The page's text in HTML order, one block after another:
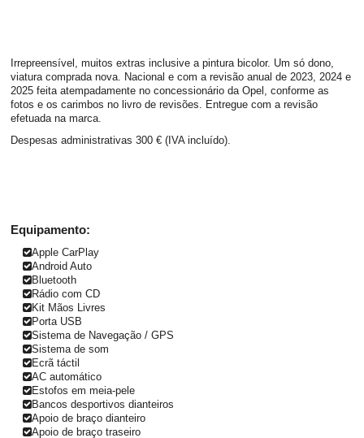
Irrepreensível, muitos extras inclusive a pintura bicolor. Um só dono,
viatura comprada nova. Nacional e com a revisão anual de 2023, 2024 e
2025 feita atempadamente no concessionário da Opel, conforme as
fotos e os carimbos no livro de revisões. Entregue com a revisão
efetuada na marca.
Despesas administrativas 300 € (IVA incluído).
Equipamento:
Apple CarPlay
Android Auto
Bluetooth
Rádio com CD
Kit Mãos Livres
Porta USB
Sistema de Navegação / GPS
Sistema de som
Ecrã táctil
AC automático
Estofos em meia-pele
Bancos desportivos dianteiros
Apoio de braço dianteiro
Apoio de braço traseiro